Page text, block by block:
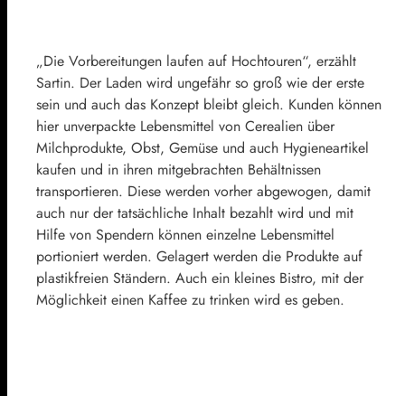
„Die Vorbereitungen laufen auf Hochtouren“, erzählt
Sartin. Der Laden wird ungefähr so groß wie der erste
sein und auch das Konzept bleibt gleich. Kunden können
hier unverpackte Lebensmittel von Cerealien über
Milchprodukte, Obst, Gemüse und auch Hygieneartikel
kaufen und in ihren mitgebrachten Behältnissen
transportieren. Diese werden vorher abgewogen, damit
auch nur der tatsächliche Inhalt bezahlt wird und mit
Hilfe von Spendern können einzelne Lebensmittel
portioniert werden. Gelagert werden die Produkte auf
plastikfreien Ständern. Auch ein kleines Bistro, mit der
Möglichkeit einen Kaffee zu trinken wird es geben.